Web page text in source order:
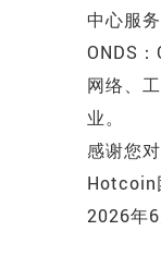
中心服务
ONDS
网络、
业。
感谢您
Hotcoin
2026年